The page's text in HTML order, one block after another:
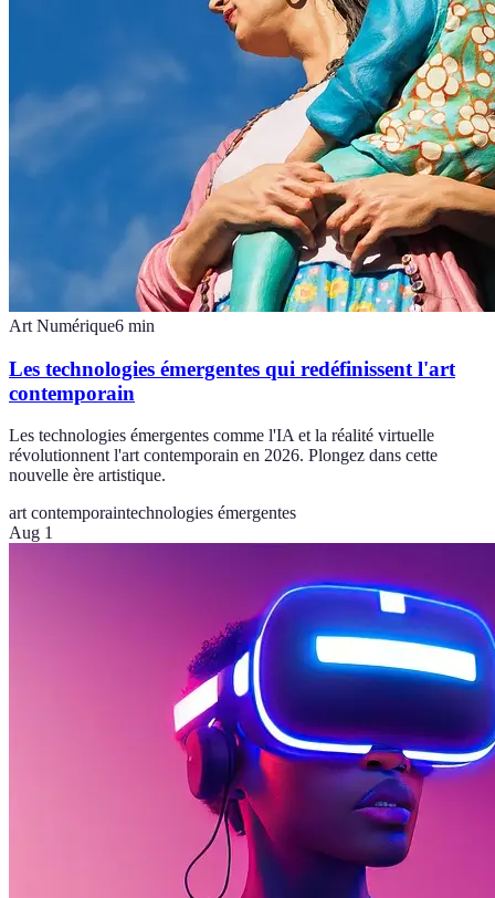
Art Numérique6 min
Les technologies émergentes qui redéfinissent l'art
contemporain
Les technologies émergentes comme l'IA et la réalité virtuelle
révolutionnent l'art contemporain en 2026. Plongez dans cette
nouvelle ère artistique.
art contemporaintechnologies émergentes
Aug 1